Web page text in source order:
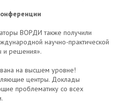
ВОРДИ также получили
научно-практической
и решения».
на высшем уровне!
центры. Доклады
проблематику со всех